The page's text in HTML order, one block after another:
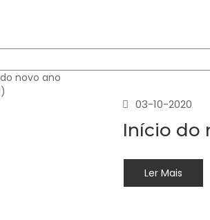
03-10-2020
Início do
Ler Mais